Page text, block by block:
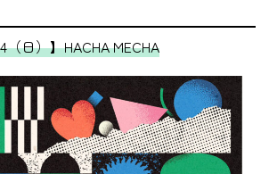
日）】HACHA MECHA